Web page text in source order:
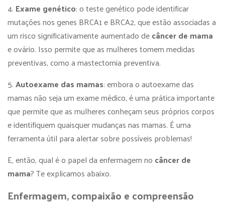
4. Exame genético: o teste genético pode identificar
mutações nos genes BRCA1 e BRCA2, que estão associadas a
um risco significativamente aumentado decâncer de mama
e ovário. Isso permite que as mulheres tomem medidas
preventivas, como a mastectomia preventiva.
5.Autoexame das mamas: embora o autoexame das
mamas não seja um exame médico, é uma prática importante
que permite que as mulheres conheçam seus próprios corpos
e identifiquem quaisquer mudanças nas mamas. É uma
ferramenta útil para alertar sobre possíveis problemas!
E, então, qual é o papel da enfermagem no câncer de
mama? Te explicamos abaixo.
Enfermagem, compaixão e compreensão